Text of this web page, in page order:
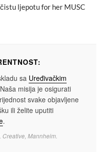
ljepotu for her MUSC
sa Uređivačkim
misija je osigurati
svake objavljene
ili želite uputiti
.
Mannheim.